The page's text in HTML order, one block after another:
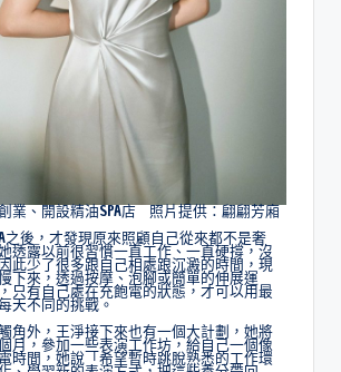
業、開設精油SPA店 照片提供：翩翩芳廂
之後，才發現原來照顧自己從來都不是奢
透露以前很習慣一直工作、一直硬撐，沒
此少了很多跟自己相處跟沉澱的時間，現
下來，透過按摩、泡腳或簡單的伸展運
只有自己處在充飽電的狀態，才可以用最
天不同的挑戰。
角外，王淨接下來也有一個大計劃，她將
月，參加一些表演工作坊，給自己一個像
時間，她說「希望暫時跳脫熟悉的工作環